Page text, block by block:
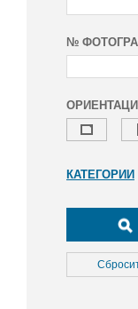
№
КАТЕГОРИИ
Досуг,
Культура
Медицина